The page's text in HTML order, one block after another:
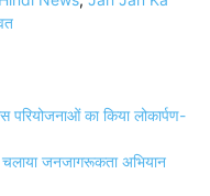
का किया लोकार्पण-
चलाया जनजागरूकता अभियान